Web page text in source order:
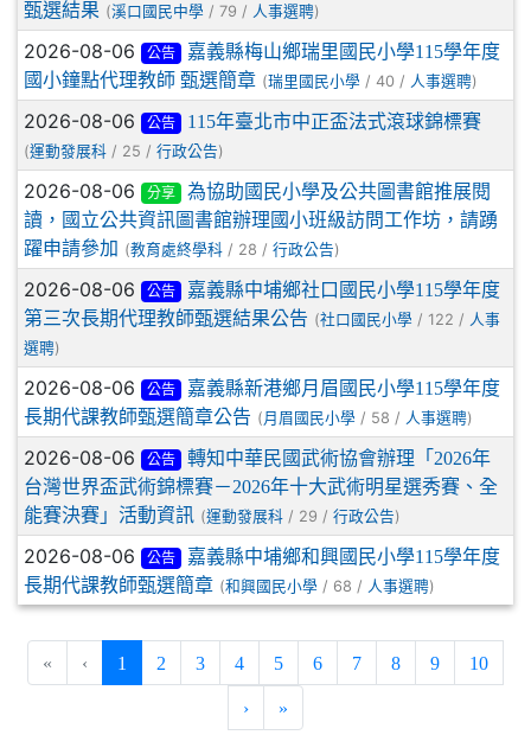
甄選結果 (溪口國民中學 / 79 / 人事選聘)
2026-08-06 公告
嘉義縣梅山鄉瑞里國民小學115學年度
國小鐘點代理教師 甄選簡章 (瑞里國民小學 / 40 / 人事選聘)
2026-08-06 公告 115年臺北市中正盃法式滾球錦標賽
(運動發展科 / 25 / 行政公告)
2026-08-06 分享
為協助國民小學及公共圖書館推展閱
讀，國立公共資訊圖書館辦理國小班級訪問工作坊，請踴
躍申請參加 (教育處終學科 / 28 / 行政公告)
2026-08-06 公告
嘉義縣中埔鄉社口國民小學115學年度
第三次長期代理教師甄選結果公告 (社口國民小學 / 122 / 人事
選聘)
2026-08-06 公告
嘉義縣新港鄉月眉國民小學115學年度
長期代課教師甄選簡章公告 ( 月眉國民小學 / 58 / 人事選聘)
2026-08-06 公告
轉知中華民國武術協會辦理「2026年
台灣世界盃武術錦標賽－2026年十大武術明星選秀賽、全
能賽決賽」活動資訊 (運動發展科 / 29 / 行政公告)
2026-08-06 公告
嘉義縣中埔鄉和興國民小學115學年度
長期代課教師甄選簡章 (和興國民小學 / 68 / 人事選聘)
« ‹ 1 (current)
2 3 4 5 6 7 8 9 10
› »